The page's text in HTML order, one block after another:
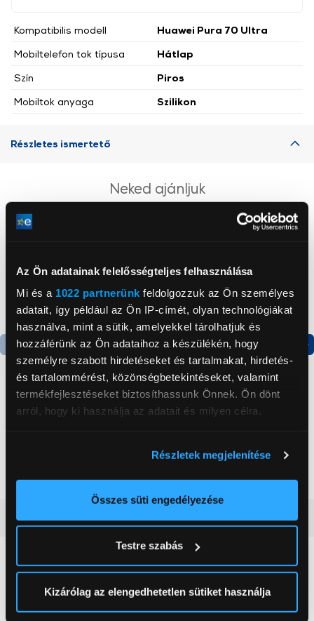
Az Ön adatainak felelősségteljes felhasználása
Mi és a 1022 partnerünk feldolgozzuk az Ön személyes
adatait, így például az Ön IP-címét, olyan technológiákat
használva, mint a sütik, amelyekkel tárolhatjuk és
hozzáférünk az Ön adataihoz a készülékén, hogy
személyre szabott hirdetéseket és tartalmakat, hirdetés-
és tartalommérést, közönségbetekintéseket, valamint
termékfejlesztéseket biztosíthassunk Önnek. Ön dönt
arról, hogy ki használja az adatait és milyen célra.
elhelyezkedéséről pár méteres pontossággal
Az Ön készülékén beazonosítása annak konkrét
módjairól és adja meg preferenciáit aRészletek
pontban. Bármikor módosíthatja vagy visszavonhatja a
Sütinyilatkozathoz való hozzájárulását.
Részletek megjelenítése
Összes süti engedélyezése
Testre szabás
Kizárólag az elengedhetetlen sütiket használja
Kompatibilis modell
Huawei Pura 70 Ultra
Mobiltelefon tok típusa
Hátlap
Szín
Piros
Mobiltok anyaga
Szilikon
Részletes ismertető
Neked ajánljuk
Termék adatlap
Gorenje NRS8182KX Side
Termék adatlap
Gorenje N619EAXL4
179 999 Ft
Vásárlói vélemények(0)
0
0 értékelés